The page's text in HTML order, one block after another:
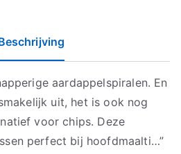
aardappelspiralen. En
uit, het is ook nog
voor chips. Deze
perfect bij hoofdmaalti…”